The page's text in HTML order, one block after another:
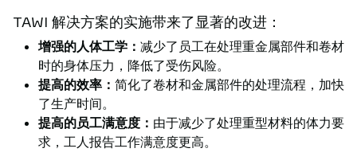
TAWI 解决方案的实施带来了显著的改进：
增强的人体工学： 减少了员工在处理重金属部件和卷材
时的身体压力，降低了受伤风险。
提高的效率： 简化了卷材和金属部件的处理流程，加快
了生产时间。
提高的员工满意度： 由于减少了处理重型材料的体力要
求，工人报告工作满意度更高。